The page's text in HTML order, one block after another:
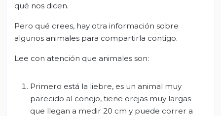
qué nos dicen.
Pero qué crees, hay otra información sobre
algunos animales para compartirla contigo.
Lee con atención que animales son:
Primero está la liebre, es un animal muy
parecido al conejo, tiene orejas muy largas
que llegan a medir 20 cm y puede correr a